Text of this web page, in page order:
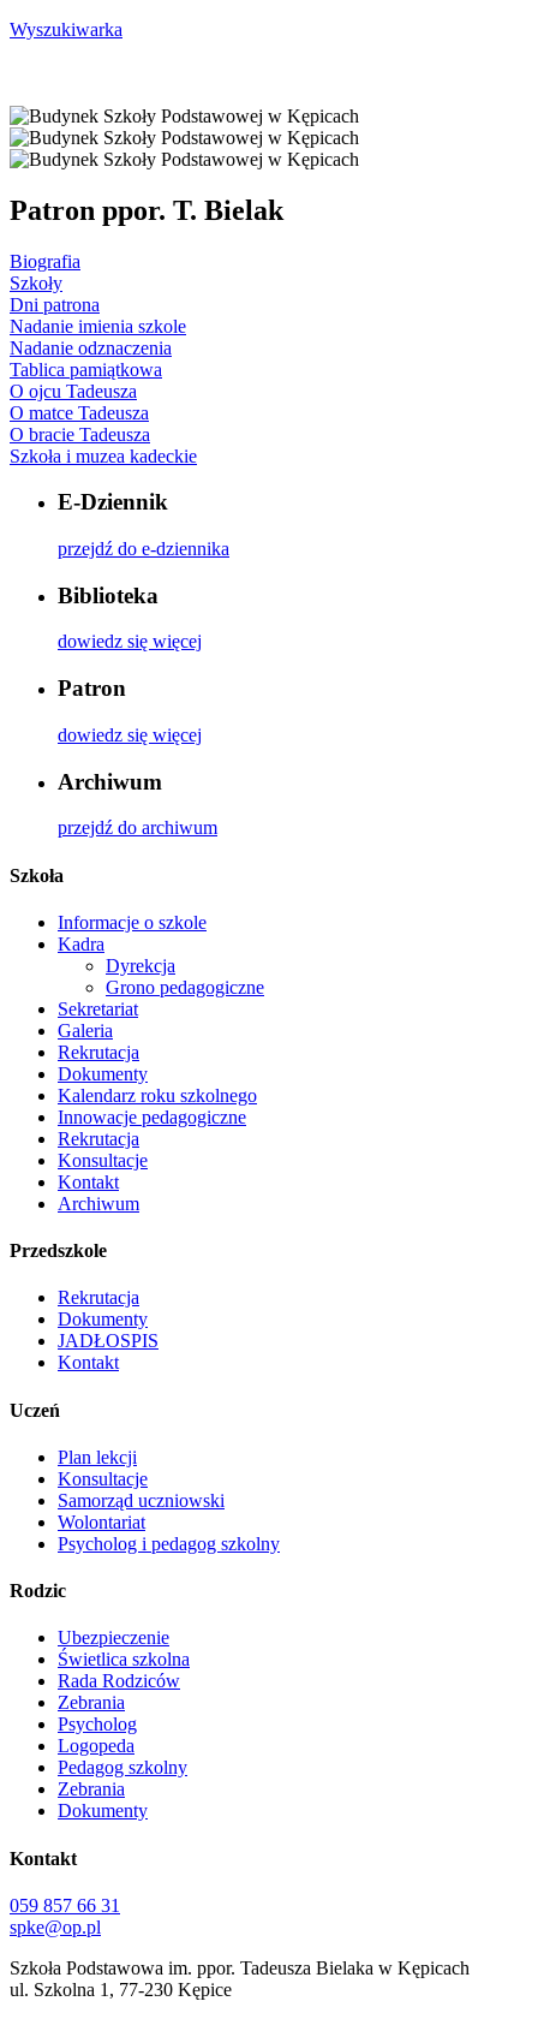
Wyszukiwarka
Patron ppor. T. Bielak
Biografia
Szkoły
Dni patrona
Nadanie imienia szkole
Nadanie odznaczenia
Tablica pamiątkowa
O ojcu Tadeusza
O matce Tadeusza
O bracie Tadeusza
Szkoła i muzea kadeckie
E-Dziennik
przejdź do e-dziennika
Biblioteka
dowiedz się więcej
Patron
dowiedz się więcej
Archiwum
przejdź do archiwum
Szkoła
Informacje o szkole
Kadra
Dyrekcja
Grono pedagogiczne
Sekretariat
Galeria
Rekrutacja
Dokumenty
Kalendarz roku szkolnego
Innowacje pedagogiczne
Rekrutacja
Konsultacje
Kontakt
Archiwum
Przedszkole
Rekrutacja
Dokumenty
JADŁOSPIS
Kontakt
Uczeń
Plan lekcji
Konsultacje
Samorząd uczniowski
Wolontariat
Psycholog i pedagog szkolny
Rodzic
Ubezpieczenie
Świetlica szkolna
Rada Rodziców
Zebrania
Psycholog
Logopeda
Pedagog szkolny
Zebrania
Dokumenty
Kontakt
059 857 66 31
spke@op.pl
Szkoła Podstawowa im. ppor. Tadeusza Bielaka w Kępicach
ul. Szkolna 1, 77-230 Kępice